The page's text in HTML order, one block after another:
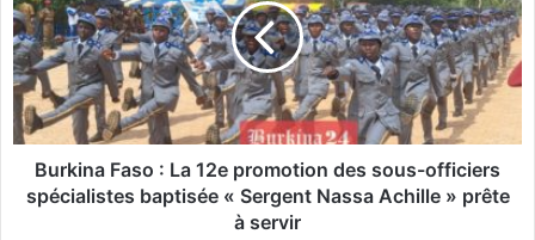
k
i
n
a
F
a
Burkina Faso : La 12e promotion des sous-officiers
spécialistes baptisée « Sergent Nassa Achille » prête
à servir